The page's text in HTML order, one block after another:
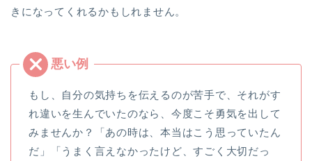
きになってくれるかもしれません。
もし、自分の気持ちを伝えるのが苦手で、それがす
れ違いを生んでいたのなら、今度こそ勇気を出して
みませんか？「あの時は、本当はこう思っていたん
だ」「うまく言えなかったけど、すごく大切だっ